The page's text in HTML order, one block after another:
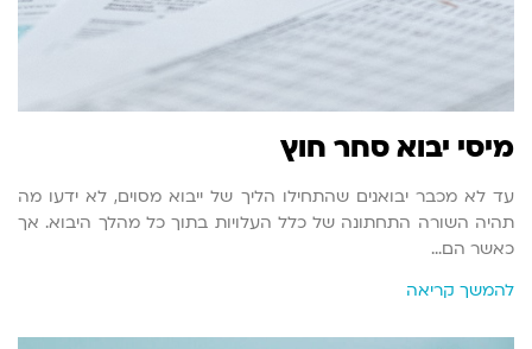
מיסי יבוא סחר חוץ
עד לא מכבר יבואנים שהתחילו הליך של ייבוא מסוים, לא ידעו מה
תהיה השורה התחתונה של כלל העלויות בתוך כל מהלך היבוא. אך
כאשר הם…
להמשך קריאה